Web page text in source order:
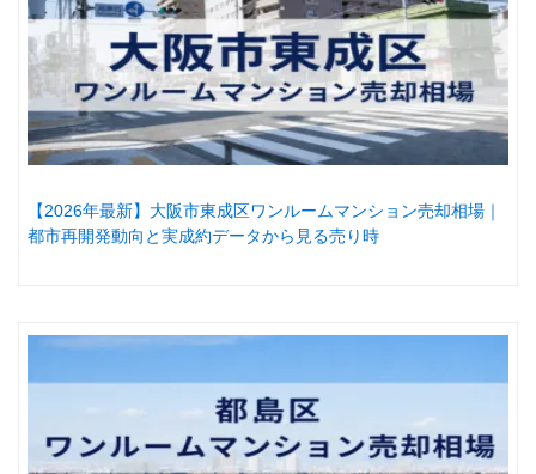
【2026年最新】大阪市東成区ワンルームマンション売却相場｜
都市再開発動向と実成約データから見る売り時